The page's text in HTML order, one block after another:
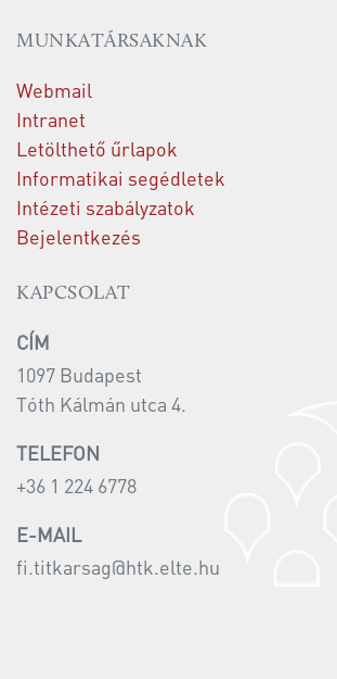
MUNKATÁRSAKNAK
Webmail
Intranet
Letölthető űrlapok
Informatikai segédletek
Intézeti szabályzatok
Bejelentkezés
KAPCSOLAT
CÍM
1097 Budapest
Tóth Kálmán utca 4.
TELEFON
+36 1 224 6778
E-MAIL
fi.titkarsag@htk.elte.hu